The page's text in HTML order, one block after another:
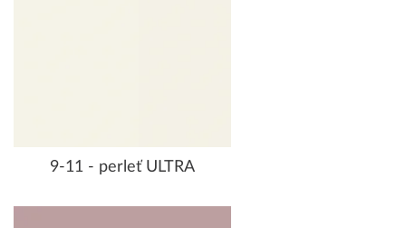
9-11 - perleť ULTRA